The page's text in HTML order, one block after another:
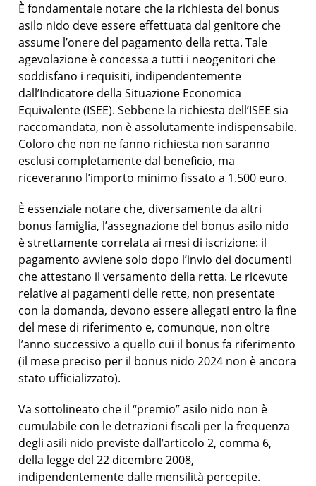
È fondamentale notare che la richiesta del bonus
asilo nido deve essere effettuata dal genitore che
assume l’onere del pagamento della retta. Tale
agevolazione è concessa a tutti i neogenitori che
soddisfano i requisiti, indipendentemente
dall’Indicatore della Situazione Economica
Equivalente (ISEE). Sebbene la richiesta dell’ISEE sia
raccomandata, non è assolutamente indispensabile.
Coloro che non ne fanno richiesta non saranno
esclusi completamente dal beneficio, ma
riceveranno l’importo minimo fissato a 1.500 euro.
È essenziale notare che, diversamente da altri
bonus famiglia, l’assegnazione del bonus asilo nido
è strettamente correlata ai mesi di iscrizione: il
pagamento avviene solo dopo l’invio dei documenti
che attestano il versamento della retta. Le ricevute
relative ai pagamenti delle rette, non presentate
con la domanda, devono essere allegati entro la fine
del mese di riferimento e, comunque, non oltre
l’anno successivo a quello cui il bonus fa riferimento
(il mese preciso per il bonus nido 2024 non è ancora
stato ufficializzato).
Va sottolineato che il “premio” asilo nido non è
cumulabile con le detrazioni fiscali per la frequenza
degli asili nido previste dall’articolo 2, comma 6,
della legge del 22 dicembre 2008,
indipendentemente dalle mensilità percepite.